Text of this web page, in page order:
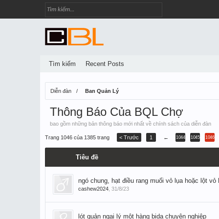
Diễn đàn Ban Quản Lý
Thông Báo Của BQL Chợ
bao gồm những bản thông báo mới nhất về chính sách của diễn đàn
Trang 1046 của 1385 trang < Trước 1 ← 1044 1045 1046
Tiêu đề
ngó chung, hạt điều rang muối vỏ lụa hoặc lột vỏ
cashew2024 31/8/23
lót quản ngại lý một hàng bida chuyên nghiệp
Tìm kiếm Recent Posts